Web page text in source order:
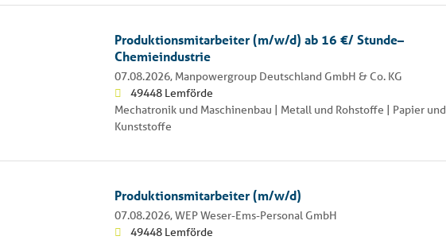
Produktionsmitarbeiter (m/w/d) ab 16 €/ Stunde–
Chemieindustrie
07.08.2026, Manpowergroup Deutschland GmbH & Co. KG
49448 Lemförde
Mechatronik und Maschinenbau | Metall und Rohstoffe | Papier und
Kunststoffe
Produktionsmitarbeiter (m/w/d)
07.08.2026,WEP Weser-Ems-Personal GmbH
49448 Lemförde